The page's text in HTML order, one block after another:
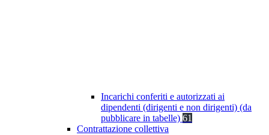
Incarichi conferiti e autorizzati ai
dipendenti (dirigenti e non dirigenti) (da
pubblicare in tabelle) 61
Contrattazione collettiva